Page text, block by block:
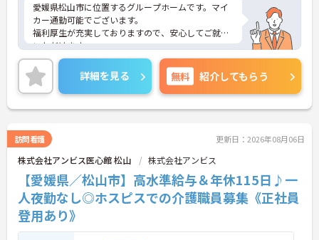
愛媛県松山市に位置するグループホームです。マイ
カー通勤可能でございます。
福利厚生が充実しておりますので、安心してご就業
いただけます。
昇給や賞与制度があり頑張りが評価されてしっかり
と職員に還元されます。
ご興味のある方には、面接対策ポイントなど、さら
に詳細をお話しいたしますのでお気軽にご相談くだ
さい！
詳細を見る 無料 紹介してもらう
訪問看護 更新日：2026年08月06日
株式会社アンビス医心館 松山 株式会社アンビス
【愛媛県／松山市】高水準給与＆年休115日♪一
人夜勤なし◎ホスピスでの介護職員募集《正社員
登用あり》